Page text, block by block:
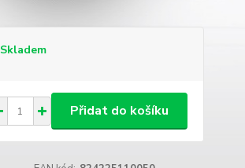
Skladem
Přidat do košíku